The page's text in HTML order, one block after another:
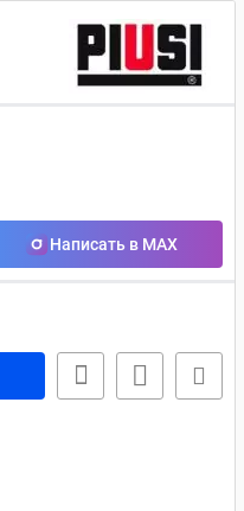
Написать в MAX